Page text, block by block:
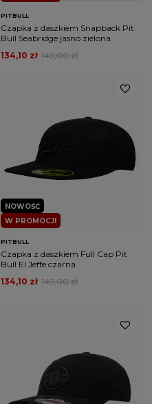
PITBULL
Czapka z daszkiem Snapback Pit
Bull Seabridge jasno zielona
149,00 zł
134,10 zł
W PROMOCJI
NOWOŚĆ
PITBULL
Czapka z daszkiem Full Cap Pit
Bull El Jeffe czarna
149,00 zł
134,10 zł